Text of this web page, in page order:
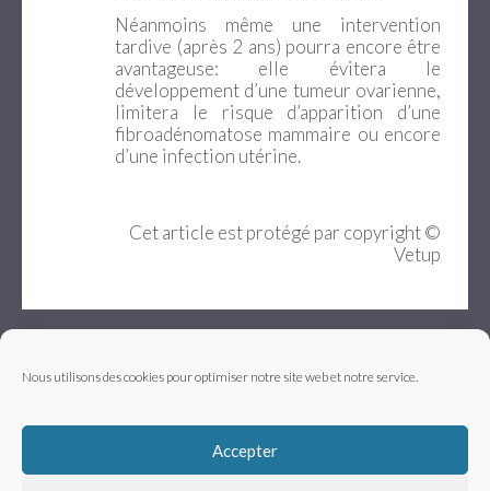
Nous utilisons des cookies pour optimiser notre site web et notre service.
Accepter
Néanmoins même une intervention
tardive (après 2 ans) pourra encore être
avantageuse: elle évitera le
développement d’une tumeur ovarienne,
limitera le risque d’apparition d’une
fibroadénomatose mammaire ou encore
d’une infection utérine.
Cet article est protégé par copyright ©
Vetup